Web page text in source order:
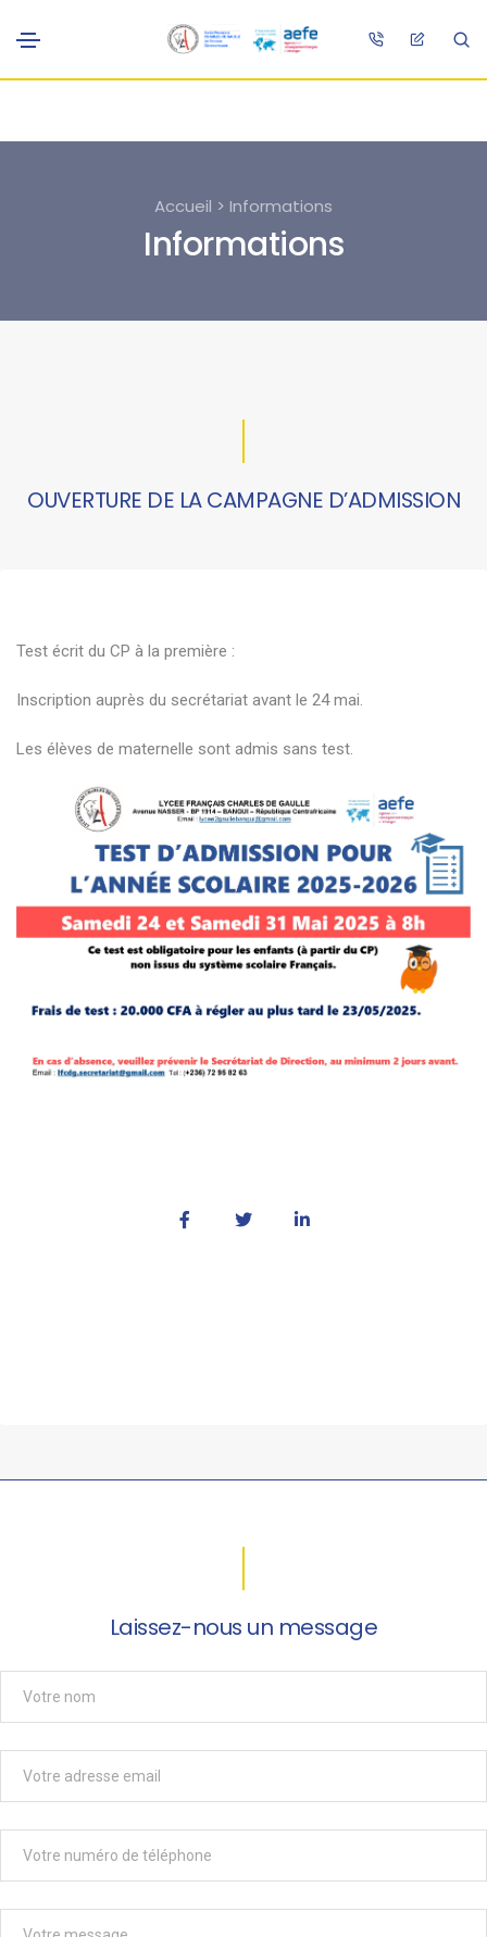
Accueil > Informations
Informations
OUVERTURE DE LA CAMPAGNE D’ADMISSION
Test écrit du CP à la première :
Inscription auprès du secrétariat avant le 24 mai.
Les élèves de maternelle sont admis sans test.
Laissez-nous un message